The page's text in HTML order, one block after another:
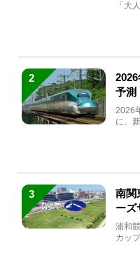
「大
2
予測
急券
2026
に、
3
南関
ーズ
馬と
浦和
カッ